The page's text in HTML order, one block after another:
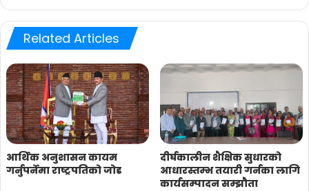
Related Articles
आर्थिक अनुशासन कायम
गर्नुपर्नेमा राष्ट्रपतिको जोड
दीर्घकालीन शैक्षिक सुधारको
आधारस्तम्भ तयारी गर्नका लागि
कार्यसम्पादन सम्झौता